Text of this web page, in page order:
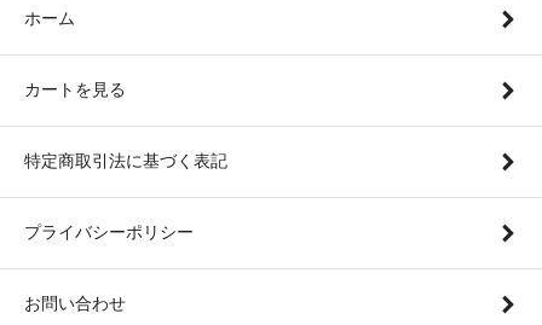
ホーム
カートを見る
特定商取引法に基づく表記
プライバシーポリシー
お問い合わせ